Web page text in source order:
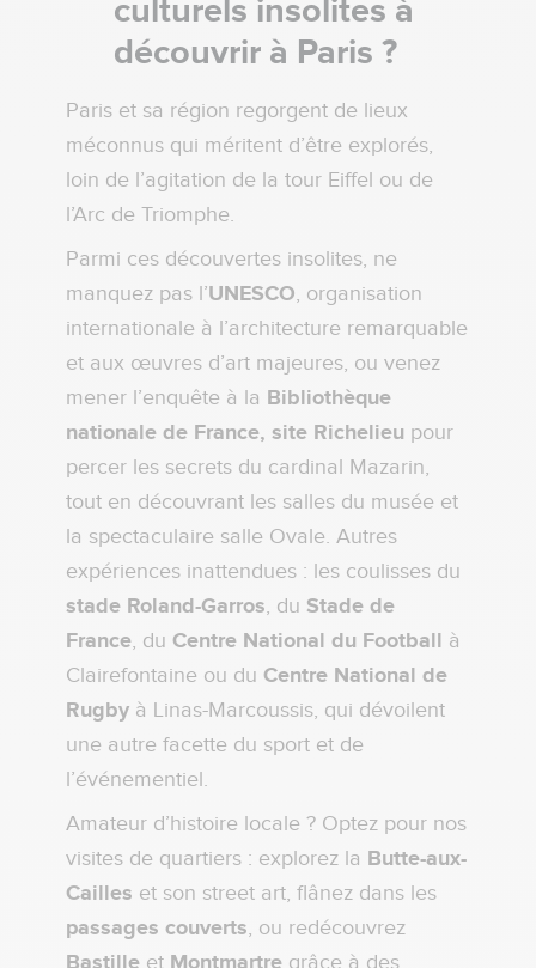
culturels insolites à
découvrir à Paris ?
Paris et sa région regorgent de lieux
méconnus qui méritent d’être explorés,
loin de l’agitation de la tour Eiffel ou de
l’Arc de Triomphe.
Parmi ces découvertes insolites, ne
manquez pas l’UNESCO, organisation
internationale à l’architecture remarquable
et aux œuvres d’art majeures, ou venez
mener l’enquête à la Bibliothèque
nationale de France, site Richelieu pour
percer les secrets du cardinal Mazarin,
tout en découvrant les salles du musée et
la spectaculaire salle Ovale. Autres
expériences inattendues : les coulisses du
stade Roland-Garros, du Stade de
France, du Centre National du Football à
Clairefontaine ou du Centre National de
Rugby à Linas-Marcoussis, qui dévoilent
une autre facette du sport et de
l’événementiel.
Amateur d’histoire locale ? Optez pour nos
visites de quartiers : explorez la Butte-aux-
Cailles et son street art, flânez dans les
passages couverts, ou redécouvrez
Bastille et Montmartre grâce à des